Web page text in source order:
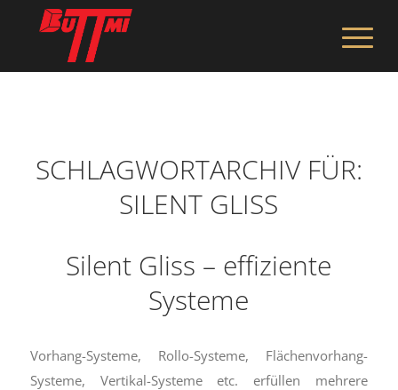
SCHLAGWORTARCHIV FÜR:
SILENT GLISS
Silent Gliss – effiziente
Systeme
Vorhang-Systeme, Rollo-Systeme, Flächenvorhang-
Systeme, Vertikal-Systeme etc. erfüllen mehrere